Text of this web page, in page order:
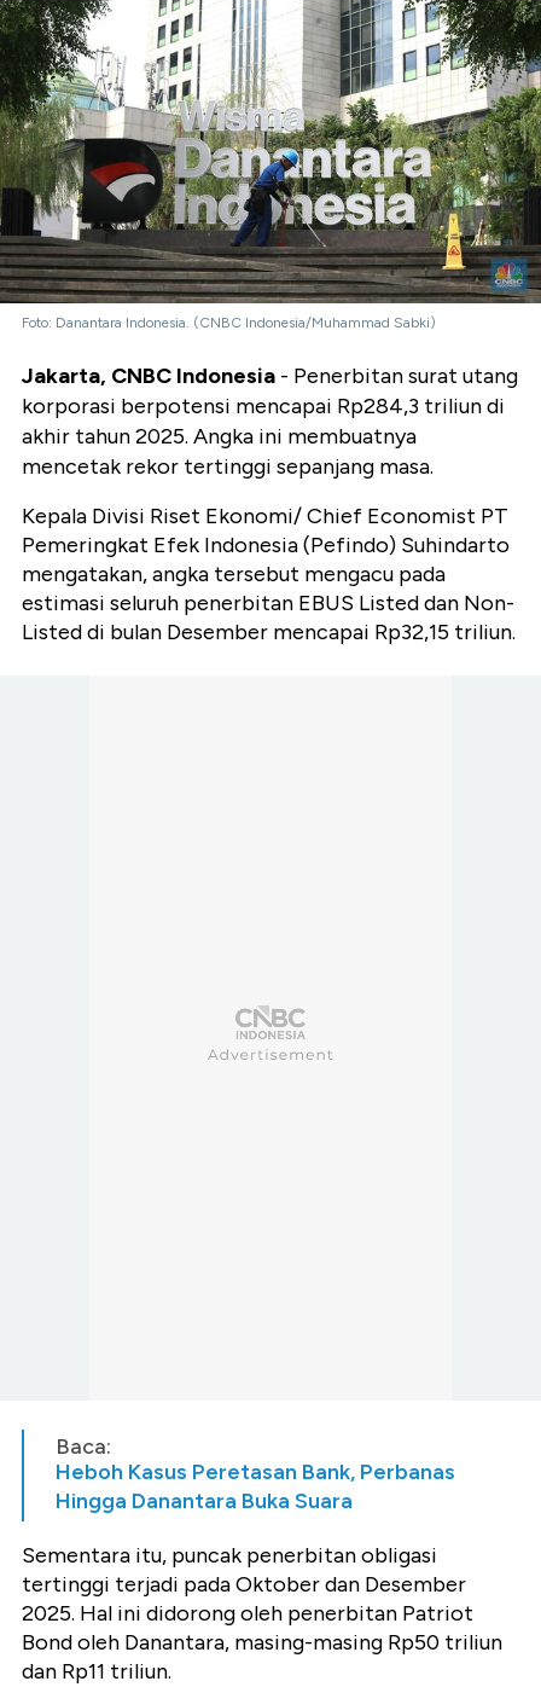
Foto: Danantara Indonesia. (CNBC Indonesia/Muhammad Sabki)
Jakarta, CNBC Indonesia - Penerbitan surat utang
korporasi berpotensi mencapai Rp284,3 triliun di
akhir tahun 2025. Angka ini membuatnya
mencetak rekor tertinggi sepanjang masa.
Kepala Divisi Riset Ekonomi/ Chief Economist PT
Pemeringkat Efek Indonesia (Pefindo) Suhindarto
mengatakan, angka tersebut mengacu pada
estimasi seluruh penerbitan EBUS Listed dan Non-
Listed di bulan Desember mencapai Rp32,15 triliun.
Baca:
Heboh Kasus Peretasan Bank, Perbanas
Hingga Danantara Buka Suara
Sementara itu, puncak penerbitan obligasi
tertinggi terjadi pada Oktober dan Desember
2025. Hal ini didorong oleh penerbitan Patriot
Bond oleh Danantara, masing-masing Rp50 triliun
dan Rp11 triliun.